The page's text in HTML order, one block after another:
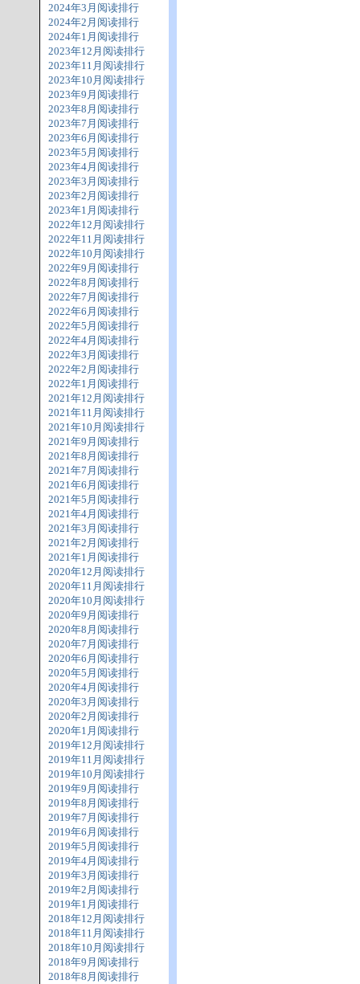
2024年3月阅读排行
2024年2月阅读排行
2024年1月阅读排行
2023年12月阅读排行
2023年11月阅读排行
2023年10月阅读排行
2023年9月阅读排行
2023年8月阅读排行
2023年7月阅读排行
2023年6月阅读排行
2023年5月阅读排行
2023年4月阅读排行
2023年3月阅读排行
2023年2月阅读排行
2023年1月阅读排行
2022年12月阅读排行
2022年11月阅读排行
2022年10月阅读排行
2022年9月阅读排行
2022年8月阅读排行
2022年7月阅读排行
2022年6月阅读排行
2022年5月阅读排行
2022年4月阅读排行
2022年3月阅读排行
2022年2月阅读排行
2022年1月阅读排行
2021年12月阅读排行
2021年11月阅读排行
2021年10月阅读排行
2021年9月阅读排行
2021年8月阅读排行
2021年7月阅读排行
2021年6月阅读排行
2021年5月阅读排行
2021年4月阅读排行
2021年3月阅读排行
2021年2月阅读排行
2021年1月阅读排行
2020年12月阅读排行
2020年11月阅读排行
2020年10月阅读排行
2020年9月阅读排行
2020年8月阅读排行
2020年7月阅读排行
2020年6月阅读排行
2020年5月阅读排行
2020年4月阅读排行
2020年3月阅读排行
2020年2月阅读排行
2020年1月阅读排行
2019年12月阅读排行
2019年11月阅读排行
2019年10月阅读排行
2019年9月阅读排行
2019年8月阅读排行
2019年7月阅读排行
2019年6月阅读排行
2019年5月阅读排行
2019年4月阅读排行
2019年3月阅读排行
2019年2月阅读排行
2019年1月阅读排行
2018年12月阅读排行
2018年11月阅读排行
2018年10月阅读排行
2018年9月阅读排行
2018年8月阅读排行